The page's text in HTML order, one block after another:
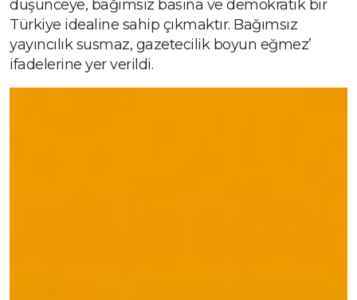
düşünceye, bağımsız basına ve demokratik bir
Türkiye idealine sahip çıkmaktır. Bağımsız
yayıncılık susmaz, gazetecilik boyun eğmez’
ifadelerine yer verildi.